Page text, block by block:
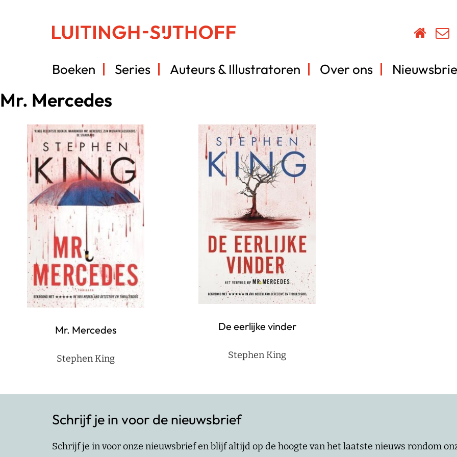
Boeken Series Auteurs & Illustratoren Over ons
Mr. Mercedes
Mr. Mercedes
Stephen King
De eerlijke vinder
Stephen King
Schrijf je in voor de nieuwsbrief
Schrijf je in voor onze nieuwsbrief en blijf altijd op de hoogte van het laatste nieuws rondom